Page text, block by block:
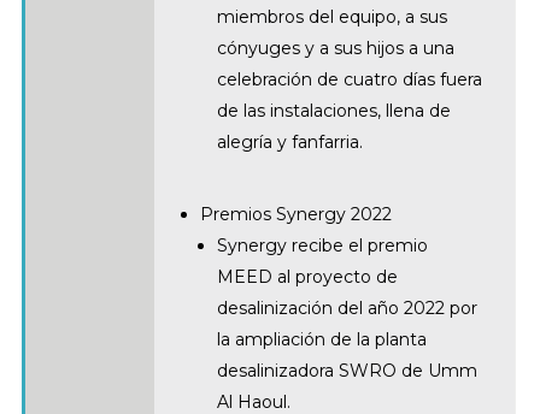
miembros del equipo, a sus
cónyuges y a sus hijos a una
celebración de cuatro días fuera
de las instalaciones, llena de
alegría y fanfarria.
Premios Synergy 2022
Synergy recibe el premio
MEED al proyecto de
desalinización del año 2022 por
la ampliación de la planta
desalinizadora SWRO de Umm
Al Haoul.